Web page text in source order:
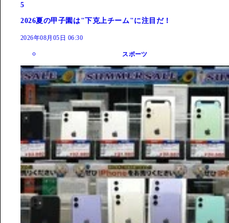
5
2026夏の甲子園は"下克上チーム"に注目だ！
2026年08月05日 06:30
スポーツ